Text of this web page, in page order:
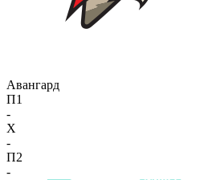
Авангард
П1
-
X
-
П2
-